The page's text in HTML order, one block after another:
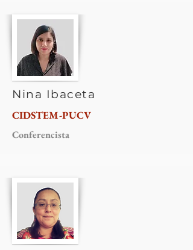
Nina Ibaceta
CIDSTEM-PUCV
Conferencista